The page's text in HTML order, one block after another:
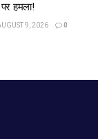
हमला!
9, 2026 0